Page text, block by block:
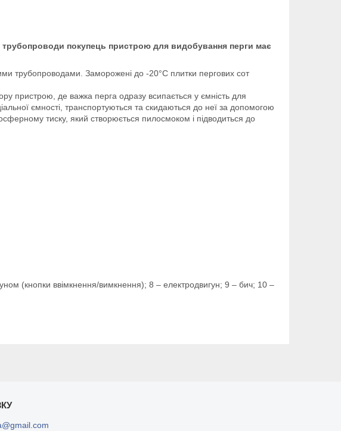
трубопроводи покупець пристрою для видобування перги має
трубопроводами. Заморожені до -20°C плитки пергових сот
пристрою, де важка перга одразу всипається у ємність для
ємності, транспортуються та скидаються до неї за допомогою
тиску, який створюється пилосмоком і підводиться до
(кнопки ввімкнення/вимкнення); 8 – електродвигун; 9 – бич; 10 –